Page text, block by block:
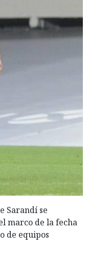
Sarandí se
marco de la fecha
de equipos